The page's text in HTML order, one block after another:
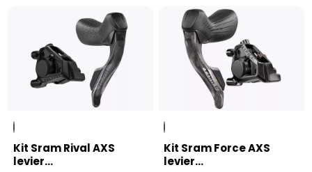
Kit Sram Rival AXS
levier...
Kit Sram Force AXS
levier...